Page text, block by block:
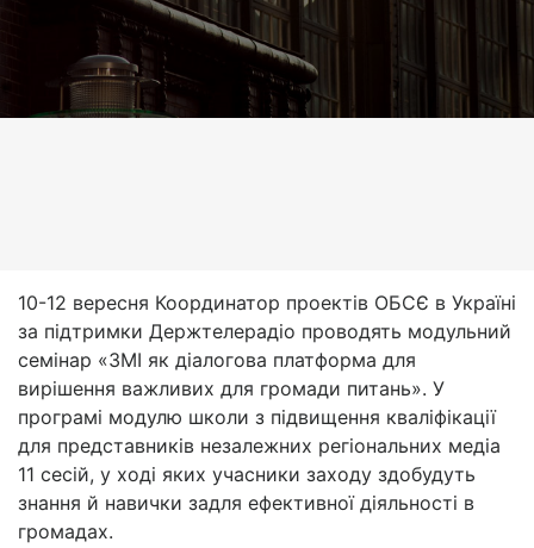
10-12 вересня Координатор проектів ОБСЄ в Україні
за підтримки Держтелерадіо проводять модульний
семінар «ЗМІ як діалогова платформа для
вирішення важливих для громади питань». У
програмі модулю школи з підвищення кваліфікації
для представників незалежних регіональних медіа
11 сесій, у ході яких учасники заходу здобудуть
знання й навички задля ефективної діяльності в
громадах.